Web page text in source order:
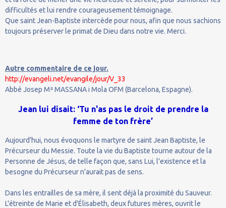
difficultés et lui rendre courageusement témoignage.
Que saint Jean-Baptiste intercède pour nous, afin que nous sachions
toujours préserver le primat de Dieu dans notre vie. Merci.
Autre commentaire de ce jour.
http://evangeli.net/evangile/jour/V_33
Abbé Josep Mª MASSANA i Mola OFM (Barcelona, Espagne).
Jean lui disait: ‘Tu n'as pas le droit de prendre la
femme de ton frère’
Aujourd'hui, nous évoquons le martyre de saint Jean Baptiste, le
Précurseur du Messie. Toute la vie du Baptiste tourne autour de la
Personne de Jésus, de telle façon que, sans Lui, l'existence et la
besogne du Précurseur n'aurait pas de sens.
Dans les entrailles de sa mère, il sent déjà la proximité du Sauveur.
L'étreinte de Marie et d'Élisabeth, deux futures mères, ouvrit le